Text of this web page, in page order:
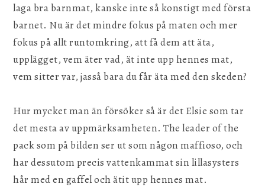
laga bra barnmat, kanske inte så konstigt med första
barnet. Nu är det mindre fokus på maten och mer
fokus på allt runtomkring, att få dem att äta,
upplägget, vem äter vad, ät inte upp hennes mat,
vem sitter var, jasså bara du får äta med den skeden?
Hur mycket man än försöker så är det Elsie som tar
det mesta av uppmärksamheten. The leader of the
pack som på bilden ser ut som någon maffioso, och
har dessutom precis vattenkammat sin lillasysters
hår med en gaffel och ätit upp hennes mat.